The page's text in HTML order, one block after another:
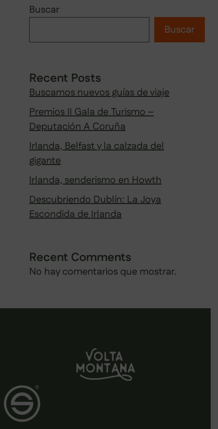
Buscar
Buscar
Recent Posts
Buscamos nuevos guías de viaje
Premios II Gala de Turismo –
Deputación A Coruña
Irlanda, Belfast y la calzada del
gigante
Irlanda, senderismo en Howth
Descubriendo Dublín: La Joya
Escondida de Irlanda
Recent Comments
No hay comentarios que mostrar.